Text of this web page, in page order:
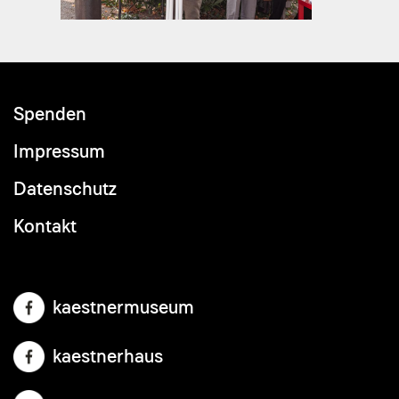
Footer
menu
Spenden
Impressum
Datenschutz
Kontakt
kaestnermuseum
kaestnerhaus